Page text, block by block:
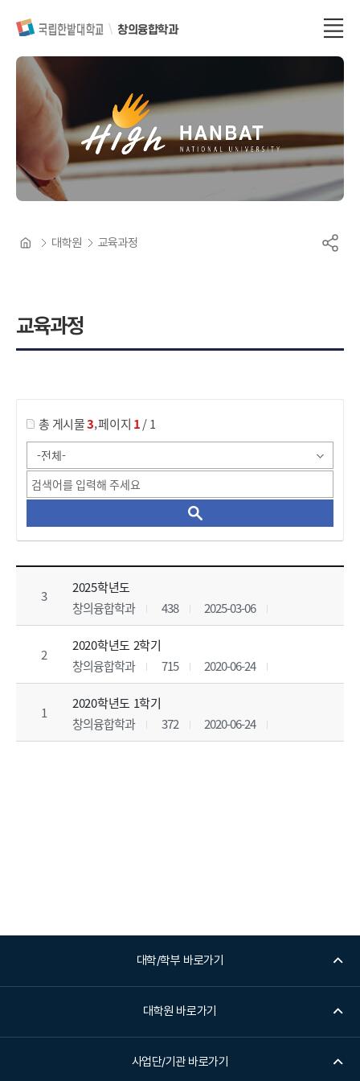
창의융합학과
교육과정
대학원 교육과정
총 게시물3,페이지 1/ 1
대학원_교육과정 목록 으로 번호, 제목, 작성자, 조회수, 등록 일, 첨부파일로 나열 되고 있습니다.
3
2025학년도
창의융합학과
438 2025-03-06
2
2020학년도 2학기
창의융합학과
715 2020-06-24
1
2020학년도 1학기
창의융합학과
372 2020-06-24
대학/학부 바로가기
대학원 바로가기
사업단/기관 바로가기